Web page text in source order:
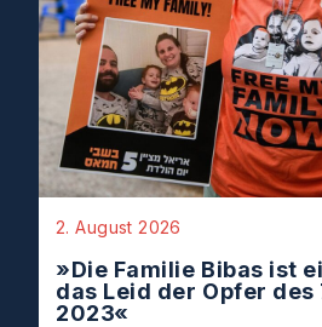
2. August 2026
»Die Familie Bibas ist
das Leid der Opfer des
2023«